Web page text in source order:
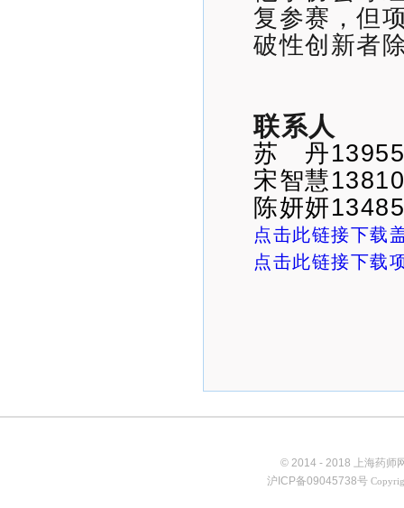
复参赛，但
破性创新者
联系人
苏 丹
宋智慧
陈妍妍
点击此链接下载
点击此链接下载
© 2014 - 2018 上海药师
沪ICP备09045738号